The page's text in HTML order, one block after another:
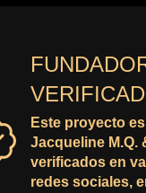
Este proyecto
Jacqueline M.Q.
verificados en
redes sociales,